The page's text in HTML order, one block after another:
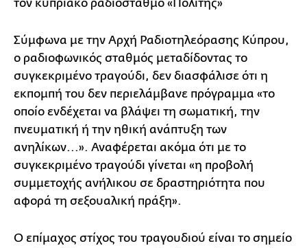
τον κυπριακό ραδιοσταθμό «Πολίτης»
Σύμφωνα με την Αρχή Ραδιοτηλεόρασης Κύπρου,
ο ραδιοφωνικός σταθμός μεταδίδοντας το
συγκεκριμένο τραγούδι, δεν διασφάλισε ότι η
εκπομπή του δεν περιελάμβανε πρόγραμμα «το
οποίο ενδέχεται να βλάψει τη σωματική, την
πνευματική ή την ηθική ανάπτυξη των
ανηλίκων...». Αναφέρεται ακόμα ότι με το
συγκεκριμένο τραγούδι γίνεται «η προβολή
συμμετοχής ανήλικου σε δραστηριότητα που
αφορά τη σεξουαλική πράξη».
Ο επίμαχος στίχος του τραγουδιού είναι το σημείο